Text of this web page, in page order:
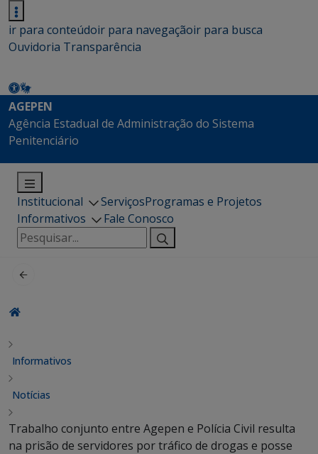
ir para conteúdoir para navegaçãoir para busca
Ouvidoria Transparência
AGEPEN
Agência Estadual de Administração do Sistema
Penitenciário
Institucional ServiçosProgramas e Projetos
Informativos
Fale Conosco
Pesquisar
por:
Informativos
Notícias
Trabalho conjunto entre Agepen e Polícia Civil resulta
na prisão de servidores por tráfico de drogas e posse